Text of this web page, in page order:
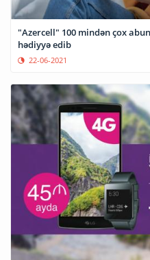
"Azercell" 100 mindən çox
hədiyyə edib
22-06-2021